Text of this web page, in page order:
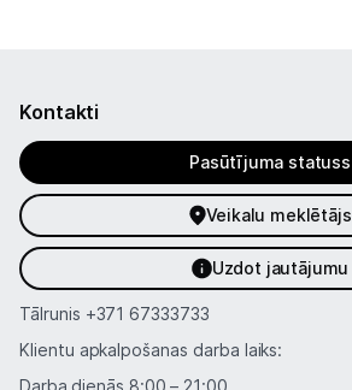
Kontakti
Pasūtījuma statuss
Veikalu meklētājs
Uzdot jautājumu
Tālrunis +371 67333733
Klientu apkalpošanas darba laiks:
Darba dienās 8:00 – 21:00,